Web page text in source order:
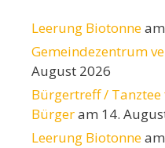
Leerung Biotonne
Gemeindezentrum
August 2026
Bürgertreff /
Bürgeram 14.
Leerung Biotonne